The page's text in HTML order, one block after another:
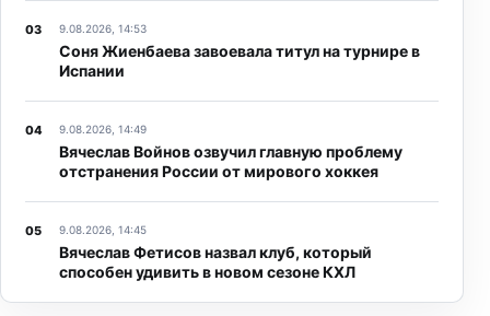
9.08.2026, 14:53
Соня Жиенбаева завоевала титул на турнире в
Испании
9.08.2026, 14:49
Вячеслав Войнов озвучил главную проблему
отстранения России от мирового хоккея
9.08.2026, 14:45
Вячеслав Фетисов назвал клуб, который
способен удивить в новом сезоне КХЛ